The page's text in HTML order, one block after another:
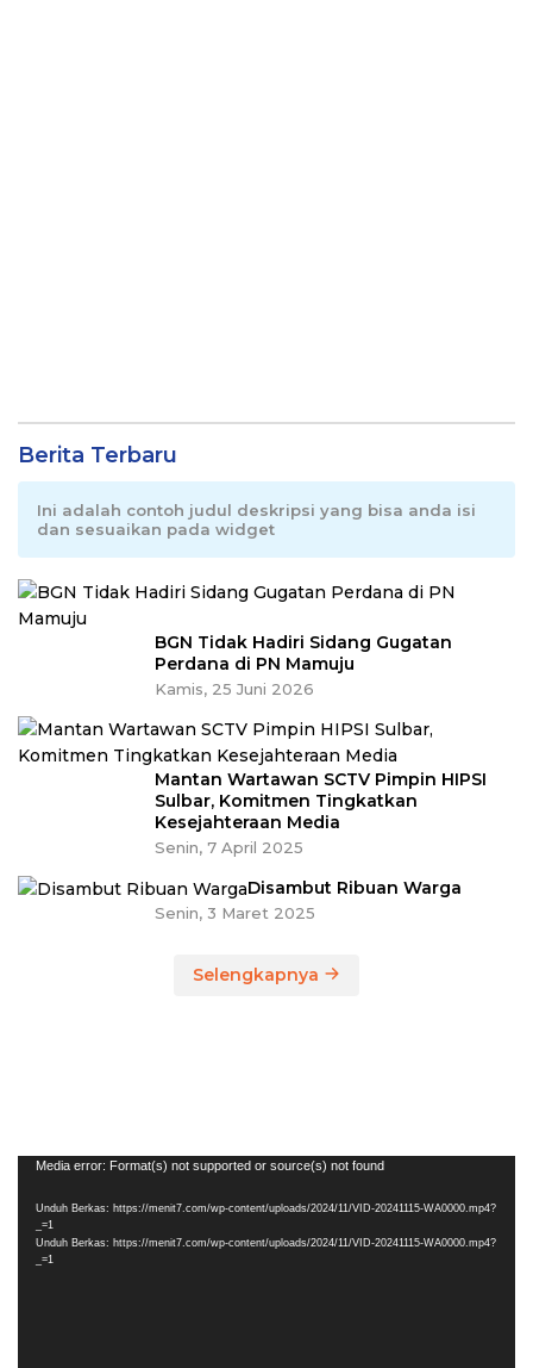
Berita Terbaru
Ini adalah contoh judul deskripsi yang bisa anda isi
dan sesuaikan pada widget
BGN Tidak Hadiri Sidang Gugatan
Perdana di PN Mamuju
Kamis, 25 Juni 2026
Mantan Wartawan SCTV Pimpin HIPSI
Sulbar, Komitmen Tingkatkan
Kesejahteraan Media
Senin, 7 April 2025
Disambut Ribuan Warga
Senin, 3 Maret 2025
Selengkapnya
Pemutar
Media error: Format(s) not supported or source(s) not found
Unduh Berkas: https://menit7.com/wp-content/uploads/2024/11/VID-20241115-WA0000.mp4?
_=1
Unduh Berkas: https://menit7.com/wp-content/uploads/2024/11/VID-20241115-WA0000.mp4?
_=1